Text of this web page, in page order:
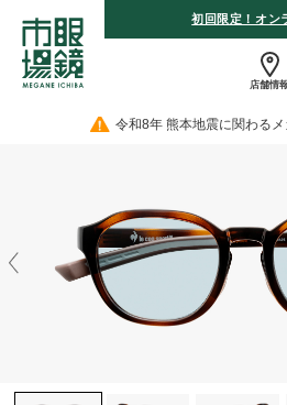
初回限定！オン
店舗情
令和8年 熊本地震に関わる